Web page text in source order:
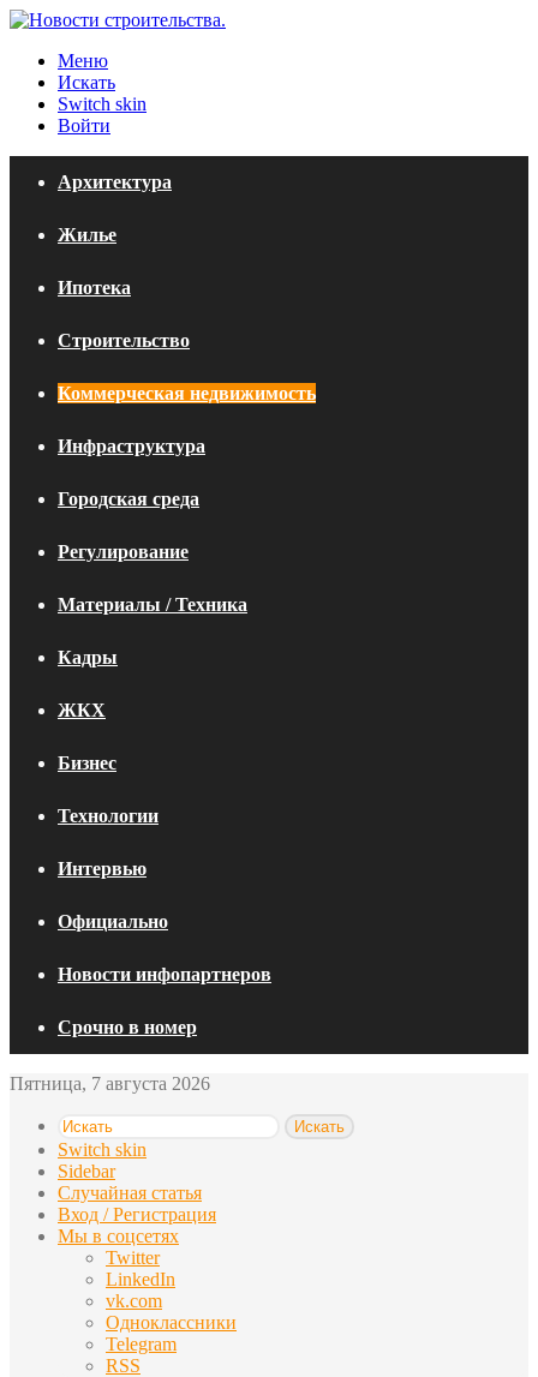
Меню
Искать
Switch skin
Войти
Архитектура
Жилье
Ипотека
Строительство
Коммерческая недвижимость
Инфраструктура
Городская среда
Регулирование
Материалы / Техника
Кадры
ЖКХ
Бизнес
Технологии
Интервью
Официально
Новости инфопартнеров
Срочно в номер
Пятница, 7 августа 2026
Искать
Switch skin
Sidebar
Случайная статья
Вход / Регистрация
Мы в соцсетях
Twitter
LinkedIn
vk.com
Одноклассники
Telegram
RSS